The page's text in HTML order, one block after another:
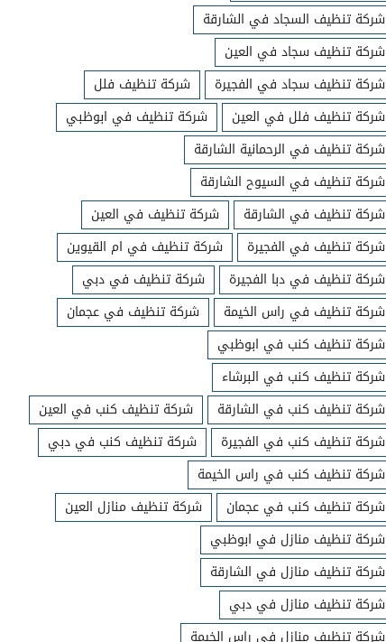
شركة تنظيف السجاد في الشارقة
شركة تنظيف سجاد في العين
شركة تنظيف سجاد في الفجيرة
شركة تنظيف فلل
شركة تنظيف فلل في العين
شركة تنظيف في ابوظبي
شركة تنظيف في الرحمانية الشارقة
شركة تنظيف في السيوح الشارقة
شركة تنظيف في الشارقة
شركة تنظيف في العين
شركة تنظيف في الفجيرة
شركة تنظيف في ام القيوين
شركة تنظيف في دبا الفجيرة
شركة تنظيف في دبي
شركة تنظيف في راس الخيمة
شركة تنظيف في عجمان
شركة تنظيف كنب في ابوظبي
شركة تنظيف كنب في البرشاء
شركة تنظيف كنب في الشارقة
شركة تنظيف كنب في العين
شركة تنظيف كنب في الفجيرة
شركة تنظيف كنب في دبي
شركة تنظيف كنب في راس الخيمة
شركة تنظيف كنب في عجمان
شركة تنظيف منازل العين
شركة تنظيف منازل في ابوظبي
شركة تنظيف منازل في الشارقة
شركة تنظيف منازل في دبي
شركة تنظيف منازل في راس الخيمة